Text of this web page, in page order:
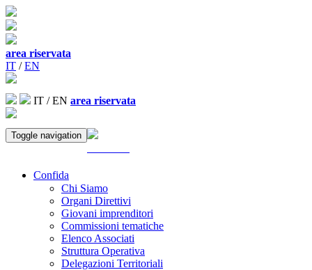
area riservata
IT /EN
IT /EN area riservata
Toggle navigation
Confida
Chi Siamo
Organi Direttivi
Giovani imprenditori
Commissioni tematiche
Elenco Associati
Struttura Operativa
Delegazioni Territoriali